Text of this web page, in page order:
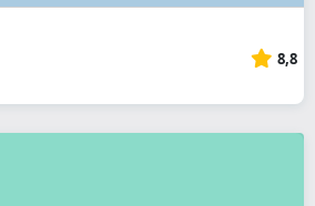
8,8